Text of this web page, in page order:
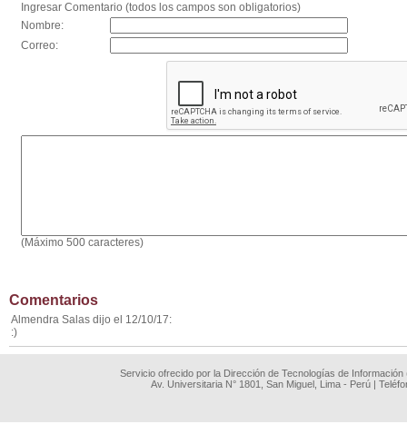
Ingresar Comentario (todos los campos son obligatorios)
Nombre:
Correo:
(Máximo 500 caracteres)
Comentarios
Almendra Salas dijo el 12/10/17:
:)
Servicio ofrecido por la Dirección de Tecnologías de
Av. Universitaria N° 1801, San Miguel, Lima - Perú |